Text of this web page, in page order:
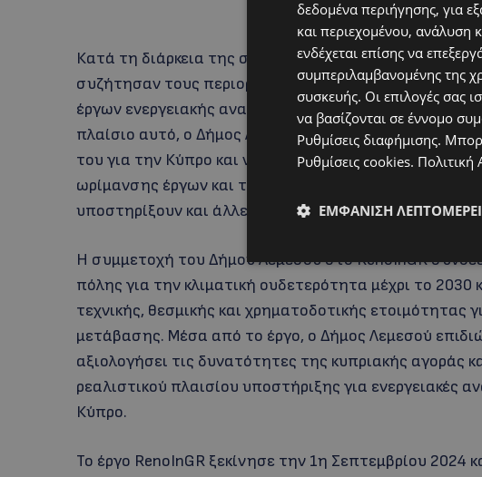
Κατά τη διάρκεια της συνάντησης, οι εταίροι
συζήτησαν τους περιορισμούς και τις προκλήσεις
έργων ενεργειακής αναβάθμισης και αντάλλαξαν
πλαίσιο αυτό, ο Δήμος Λεμεσού είχε την ευκαιρία να
του για την Κύπρο και να υπογραμμίσει τη σημασία
ωρίμανσης έργων και της ανάπτυξης εφαρμόσιμων
υποστηρίξουν και άλλες τοπικές αρχές.
Η συμμετοχή του Δήμου Λεμεσού στο RenoInGR
πόλης για την κλιματική ουδετερότητα μέχρι το
τεχνικής, θεσμικής και χρηματοδοτικής ετοιμότητας
μετάβασης. Μέσα από το έργο, ο Δήμος Λεμεσού
αξιολογήσει τις δυνατότητες της κυπριακής αγοράς
ρεαλιστικού πλαισίου υποστήριξης για ενεργειακές
Κύπρο.
Το έργο RenoInGR ξεκίνησε την 1η Σεπτεμβρίου 2024
δεδομένα περιήγησης, για
και περιεχομένου, ανάλυση
ενδέχεται επίσης να
συμπεριλαμβανομένης της
συσκευής. Οι επιλογές σας
να βασίζονται σε έννομο
Ρυθμίσεις διαφήμισης.
Ρυθμίσεις cookies.
ΕΜΦΆΝΙΣΗ